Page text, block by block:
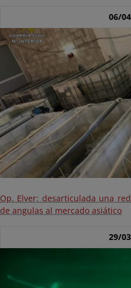
06/
Op. Elver: desarticulada una
de angulas al mercado asiático
29/